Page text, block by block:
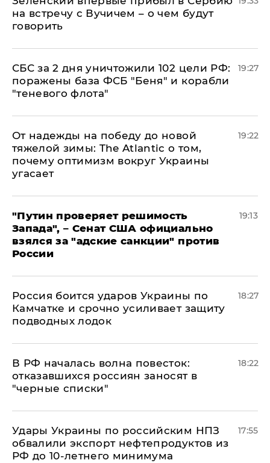
на встречу с Вучичем – о чем будут
говорить
СБС за 2 дня уничтожили 102 цели РФ:
поражены база ФСБ "Беня" и корабли
"теневого флота"
19:27
От надежды на победу до новой
тяжелой зимы: The Atlantic о том,
почему оптимизм вокруг Украины
угасает
19:22
"Путин проверяет решимость
Запада", – Сенат США официально
взялся за "адские санкции" против
России
19:13
Россия боится ударов Украины по
Камчатке и срочно усиливает защиту
подводных лодок
18:27
​В РФ началась волна повесток:
отказавшихся россиян заносят в
"черные списки"
18:22
Удары Украины по российским НПЗ
обвалили экспорт нефтепродуктов из
РФ до 10-летнего минимума
17:55